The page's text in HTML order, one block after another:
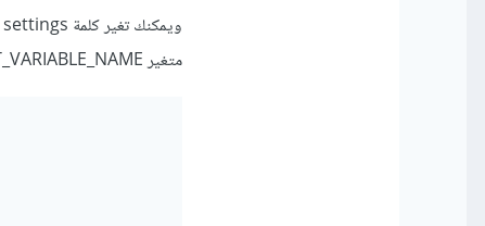
متغير SETTINGS_EXPORT_VARIABLE_NAME في ملف settings.py، كالتالي: